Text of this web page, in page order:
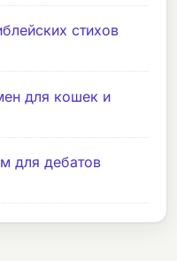
стихов
для кошек и
для дебатов